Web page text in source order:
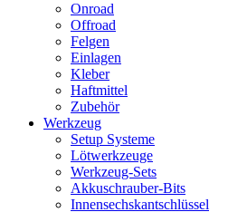
Onroad
Offroad
Felgen
Einlagen
Kleber
Haftmittel
Zubehör
Werkzeug
Setup Systeme
Lötwerkzeuge
Werkzeug-Sets
Akkuschrauber-Bits
Innensechskantschlüssel